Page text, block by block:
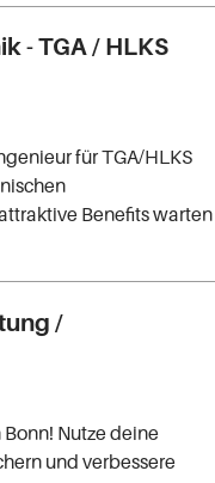
- TGA / HLKS
für TGA/HLKS
Benefits warten
/
Nutze deine
und verbessere